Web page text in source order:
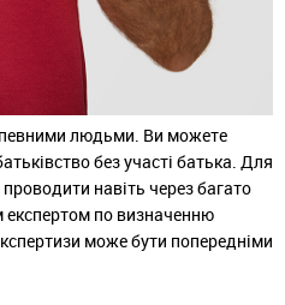
певними людьми. Ви можете
без участі батька. Для
навіть через багато
експертом по визначенню
може бути попередніми